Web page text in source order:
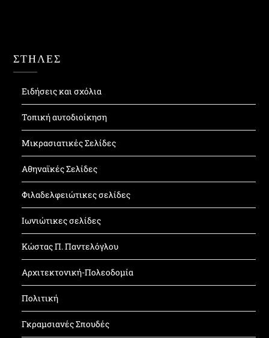
ΣΤΗΛΕΣ
Ειδήσεις και σχόλια
Τοπική αυτοδιοίκηση
Μικρασιατικές Σελίδες
Αθηναϊκές Σελίδες
Φιλαδελφειώτικες σελίδες
Ιωνιώτικες σελίδες
Κώστας Π. Παντελόγλου
Αρχιτεκτονική-Πολεοδομία
Πολιτική
Γκραμσιανές Σπουδές